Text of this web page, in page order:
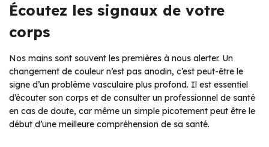
Écoutez les signaux de votre
corps
Nos mains sont souvent les premières à nous alerter. Un
changement de couleur n’est pas anodin, c’est peut-être le
signe d’un problème vasculaire plus profond. Il est essentiel
d’écouter son corps et de consulter un professionnel de santé
en cas de doute, car même un simple picotement peut être le
début d’une meilleure compréhension de sa santé.